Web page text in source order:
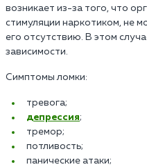
возникает из-за того, что
стимуляции наркотиком, не
его отсутствию. В этом
зависимости.
Симптомы ломки:
тревога;
депрессия;
тремор;
потливость;
панические атаки;